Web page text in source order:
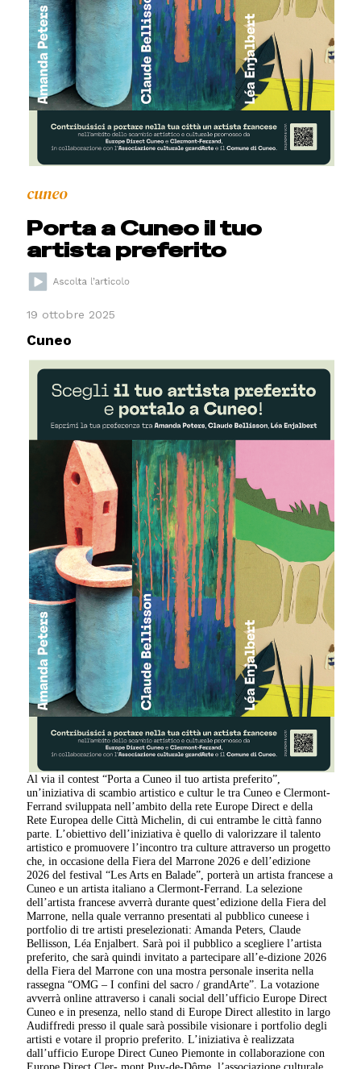
cuneo
Porta a Cuneo il tuo
artista preferito
19 ottobre 2025
Cuneo
Al via il contest “Porta a Cuneo il tuo artista preferito”,
un’iniziativa di scambio artistico e cultur le tra Cuneo e Clermont-
Ferrand sviluppata nell’ambito della rete Europe Direct e della
Rete Europea delle Città Michelin, di cui entrambe le città fanno
parte. L’obiettivo dell’iniziativa è quello di valorizzare il talento
artistico e promuovere l’incontro tra culture attraverso un progetto
che, in occasione della Fiera del Marrone 2026 e dell’edizione
2026 del festival “Les Arts en Balade”, porterà un artista francese a
Cuneo e un artista italiano a Clermont-Ferrand. La selezione
dell’artista francese avverrà durante quest’edizione della Fiera del
Marrone, nella quale verranno presentati al pubblico cuneese i
portfolio di tre artisti preselezionati: Amanda Peters, Claude
Bellisson, Léa Enjalbert. Sarà poi il pubblico a scegliere l’artista
preferito, che sarà quindi invitato a partecipare all’e-dizione 2026
della Fiera del Marrone con una mostra personale inserita nella
rassegna “OMG – I confini del sacro / grandArte”. La votazione
avverrà online attraverso i canali social dell’ufficio Europe Direct
Cuneo e in presenza, nello stand di Europe Direct allestito in largo
Audiffredi presso il quale sarà possibile visionare i portfolio degli
artisti e votare il proprio preferito. L’iniziativa è realizzata
dall’ufficio Europe Direct Cuneo Piemonte in collaborazione con